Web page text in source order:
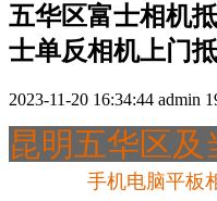
五华区富士相机
士单反相机上门
2023-11-20 16:34:44 admin
昆明五华区及
手机电脑平板